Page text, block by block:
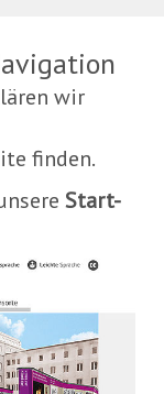
wir
finden.
Start-